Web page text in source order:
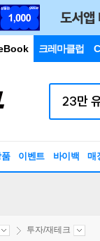
크레마클럽
이벤트 바이백 매
투자/재테크